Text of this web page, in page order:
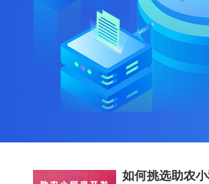
如何挑选助农